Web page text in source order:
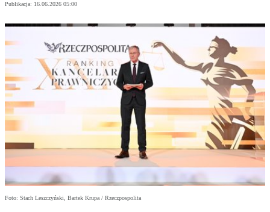
Publikacja: 16.06.2026 05:00
Foto: Stach Leszczyński, Bartek Krupa / Rzeczpospolita